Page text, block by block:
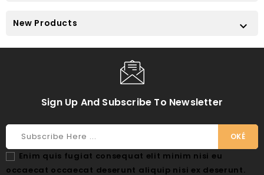
New Products 
Sign Up And Subscribe To Newsletter
Enim quis fugiat consequat elit minim nisi eu
occaecat occaecat deserunt aliquip nisi ex deserunt.